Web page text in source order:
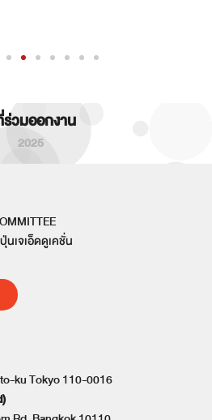
วมออกงาน
2025
เจเอ็ดดูเคชั่น
ku Tokyo 110-0016